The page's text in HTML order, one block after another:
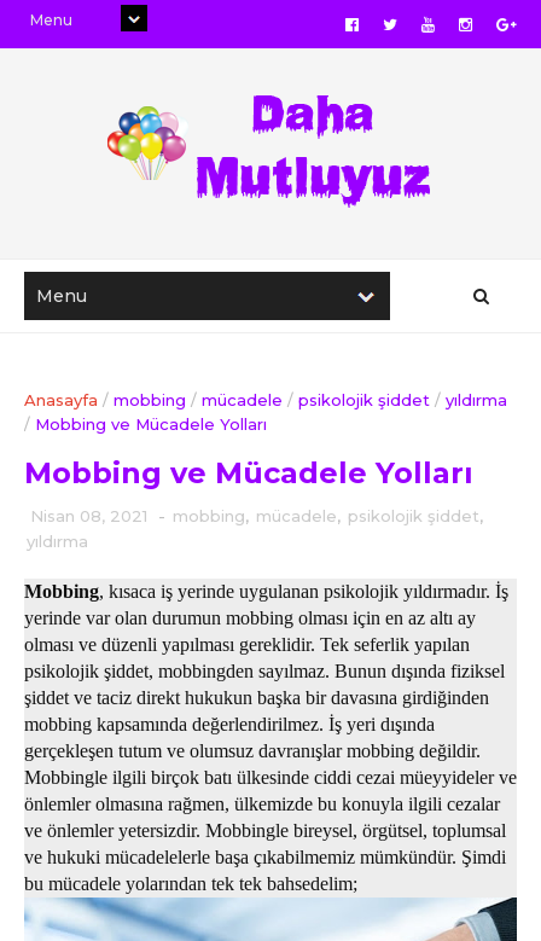
Anasayfa / mobbing / mücadele / psikolojik şiddet / yıldırma
/ Mobbing ve Mücadele Yolları
Mobbing ve Mücadele Yolları
Nisan 08, 2021 - mobbing, mücadele, psikolojik şiddet,
yıldırma
Mobbing, kısaca iş yerinde uygulanan psikolojik yıldırmadır. İş
yerinde var olan durumun mobbing olması için en az altı ay
olması ve düzenli yapılması gereklidir. Tek seferlik yapılan
psikolojik şiddet, mobbingden sayılmaz. Bunun dışında fiziksel
şiddet ve taciz direkt hukukun başka bir davasına girdiğinden
mobbing kapsamında değerlendirilmez. İş yeri dışında
gerçekleşen tutum ve olumsuz davranışlar mobbing değildir.
Mobbingle ilgili birçok batı ülkesinde ciddi cezai müeyyideler ve
önlemler olmasına rağmen, ülkemizde bu konuyla ilgili cezalar
ve önlemler yetersizdir. Mobbingle bireysel, örgütsel, toplumsal
ve hukuki mücadelelerle başa çıkabilmemiz mümkündür. Şimdi
bu mücadele yolarından tek tek bahsedelim;